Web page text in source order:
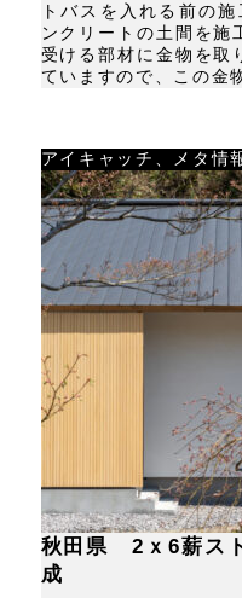
トバスを入れる前の
ンクリートの土間を施
受ける部材に金物を取
ていますので、この
アイキャッチ、メタ情
秋田県 2ｘ6薪ス
成